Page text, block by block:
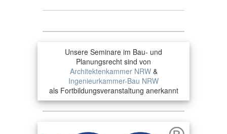
Unsere Seminare im Bau- und
Planungsrecht sind von
Architektenkammer NRW&
Ingenieurkammer-Bau NRW
als Fortbildungsveranstaltung anerkannt